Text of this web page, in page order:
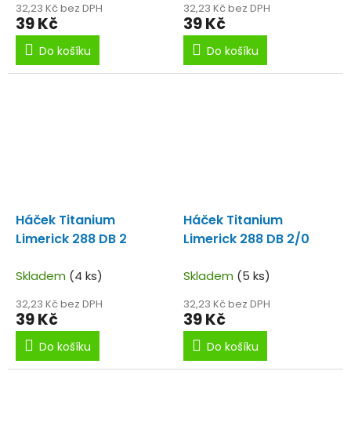
32,23 Kč bez DPH
39 Kč
Do košíku
32,23 Kč bez DPH
39 Kč
Do košíku
Háček Titanium
Limerick 288 DB 2
Skladem (4 ks)
32,23 Kč bez DPH
39 Kč
Do košíku
Háček Titanium
Limerick 288 DB 2/0
Skladem (5 ks)
32,23 Kč bez DPH
39 Kč
Do košíku